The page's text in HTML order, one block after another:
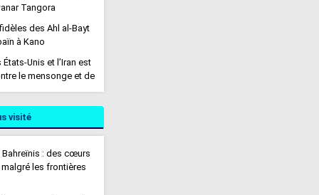
Tangora
des Ahl al-Bayt
à Kano
Unis et l’Iran est
le mensonge et de
de paix et de
Bahreïnis : des cœurs
les frontières
visité
Bahreïnis : des cœurs
les frontières